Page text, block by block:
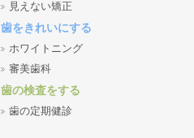
見えない矯正
歯をきれいにする
ホワイトニング
審美歯科
歯の検査をする
歯の定期健診